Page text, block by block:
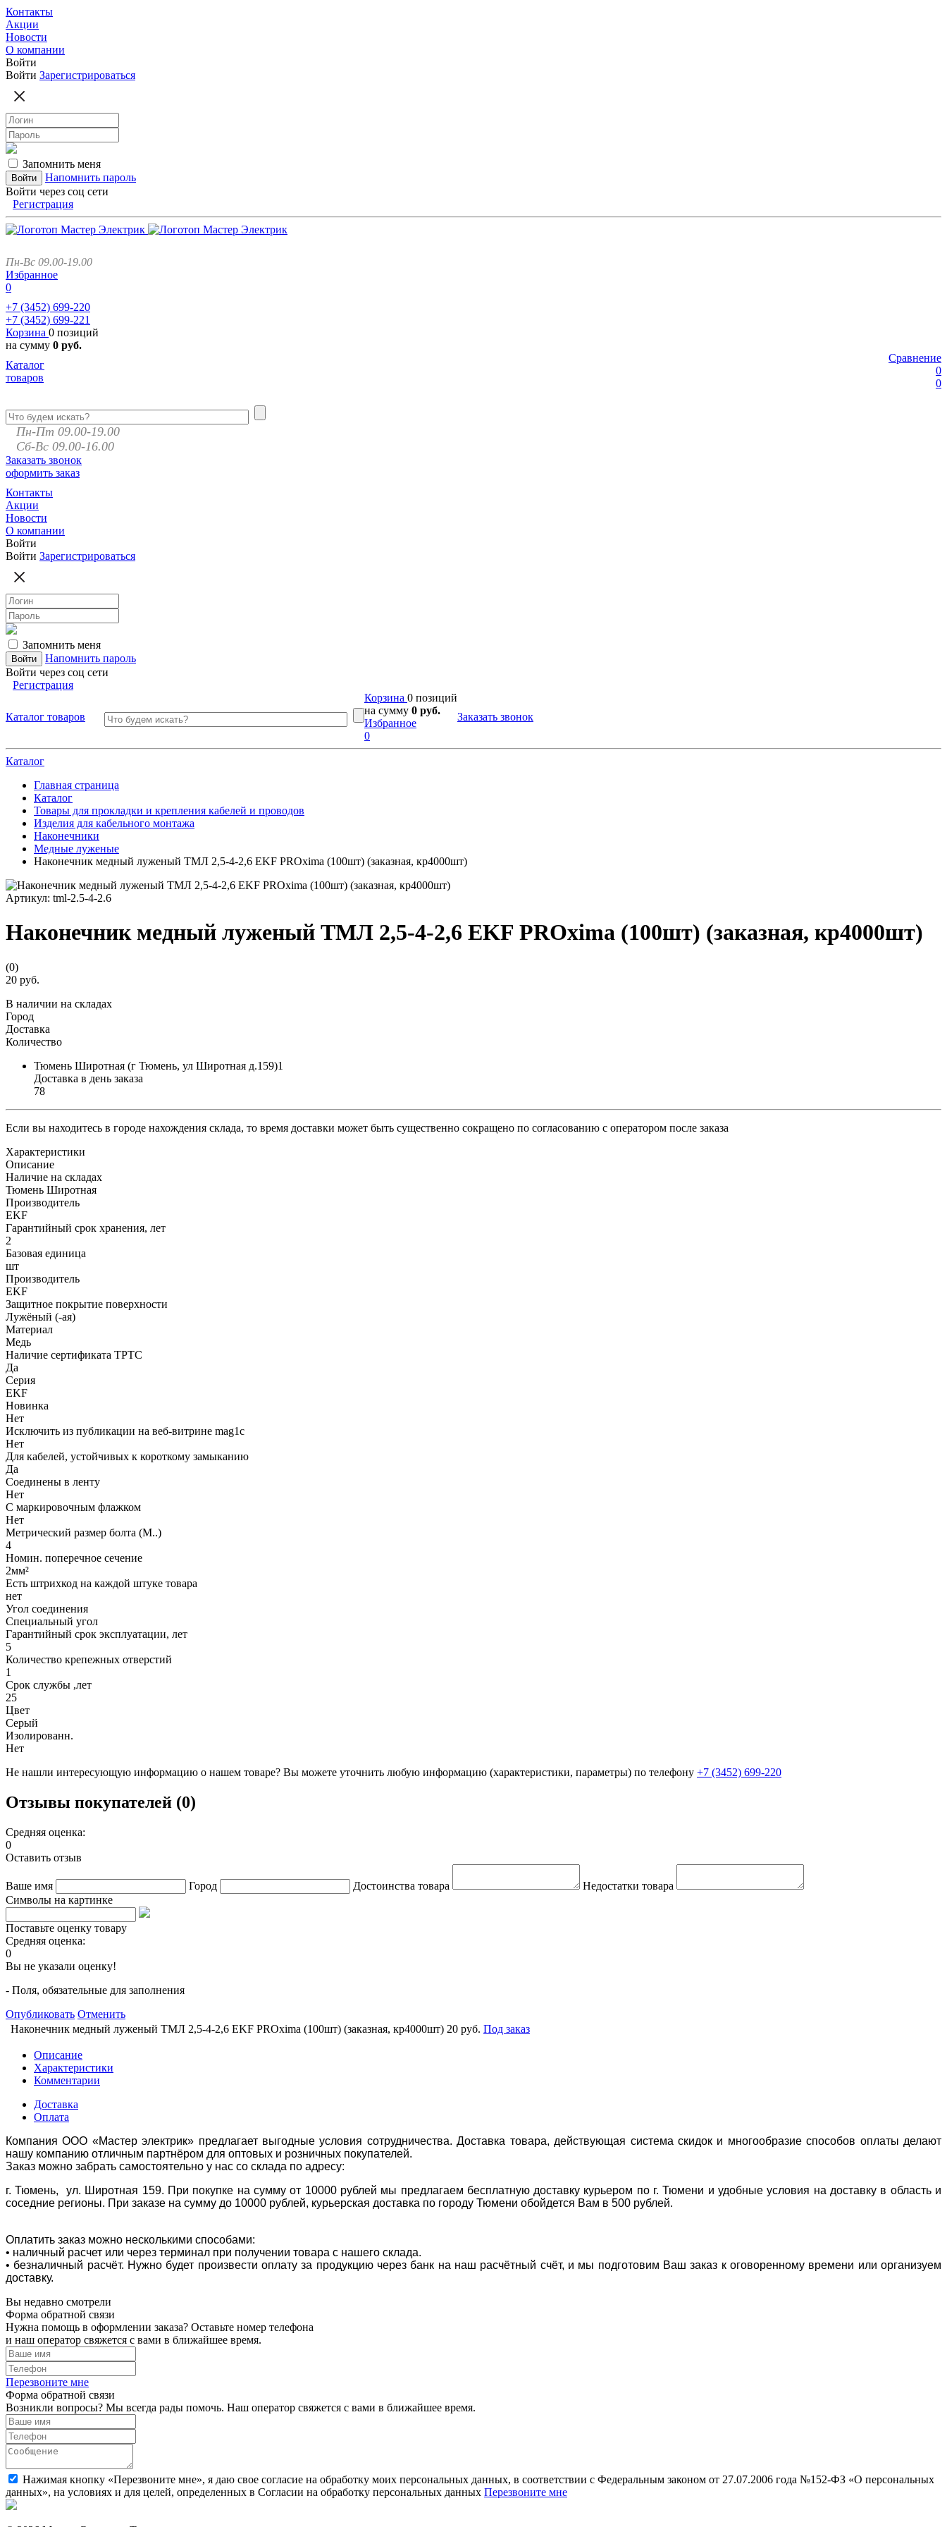
Контакты
Акции
Новости
О компании
Войти
Войти Зарегистрироваться
Запомнить меня
Напомнить пароль
Войти через соц сети
Регистрация
Пн-Вс 09.00-19.00
Избранное
0
+7 (3452) 699-220
+7 (3452) 699-221
Корзина 0 позиций
на сумму 0 руб.
Сравнение
0
0
Каталог
товаров
Пн-Пт 09.00-19.00
Сб-Вс 09.00-16.00
Заказать звонок
оформить заказ
Контакты
Акции
Новости
О компании
Войти
Войти Зарегистрироваться
Запомнить меня
Напомнить пароль
Войти через соц сети
Регистрация
Каталог товаров
Корзина 0 позиций
на сумму 0 руб.
Избранное
0
Заказать звонок
Каталог
Главная страница
Каталог
Товары для прокладки и крепления кабелей и проводов
Изделия для кабельного монтажа
Наконечники
Медные луженые
Наконечник медный луженый ТМЛ 2,5-4-2,6 EKF PROxima (100шт) (заказная, кр4000шт)
Артикул: tml-2.5-4-2.6
Наконечник медный луженый ТМЛ 2,5-4-2,6 EKF PROxima (100шт) (заказная, кр4000шт)
(0)
20 руб.
В наличии на складах
Город
Доставка
Количество
Тюмень Широтная (г Тюмень, ул Широтная д.159)1
Доставка в день заказа
78
Если вы находитесь в городе нахождения склада, то время доставки может быть существенно сокращено по согласованию с оператором после заказа
Характеристики
Описание
Наличие на складах
Тюмень Широтная
Производитель
EKF
Гарантийный срок хранения, лет
2
Базовая единица
шт
Производитель
EKF
Защитное покрытие поверхности
Лужёный (-ая)
Материал
Медь
Наличие сертификата ТРТС
Да
Серия
EKF
Новинка
Нет
Исключить из публикации на веб-витрине mag1c
Нет
Для кабелей, устойчивых к короткому замыканию
Да
Соединены в ленту
Нет
С маркировочным флажком
Нет
Метрический размер болта (М..)
4
Номин. поперечное сечение
2мм²
Есть штрихкод на каждой штуке товара
нет
Угол соединения
Специальный угол
Гарантийный срок эксплуатации, лет
5
Количество крепежных отверстий
1
Срок службы ,лет
25
Цвет
Серый
Изолированн.
Нет
Не нашли интересующую информацию о нашем товаре? Вы можете уточнить любую информацию (характеристики, параметры) по телефону +7 (3452) 699-220
Отзывы покупателей (0)
Средняя оценка:
0
Оставить отзыв
Ваше имя Город Достоинства товара
Недостатки товара
Символы на картинке
Поставьте оценку товару
Средняя оценка:
0
Вы не указали оценку!
- Поля, обязательные для заполнения
Опубликовать Отменить
Наконечник медный луженый ТМЛ 2,5-4-2,6 EKF PROxima (100шт) (заказная, кр4000шт) 20 руб. Под заказ
Описание
Характеристики
Комментарии
Доставка
Оплата
Компания ООО «Мастер электрик» предлагает выгодные условия сотрудничества. Доставка товара, действующая система скидок и многообразие способов оплаты делают
нашу компанию отличным партнёром для оптовых и розничных покупателей.
Заказ можно забрать самостоятельно у нас со склада по адресу:
г. Тюмень, ул. Широтная 159. При покупке на сумму от 10000 рублей мы предлагаем бесплатную доставку курьером по г. Тюмени и удобные условия на доставку в область и
соседние регионы. При заказе на сумму до 10000 рублей, курьерская доставка по городу Тюмени обойдется Вам в 500 рублей.
Оплатить заказ можно несколькими способами:
• наличный расчет или через терминал при получении товара с нашего склада.
• безналичный расчёт. Нужно будет произвести оплату за продукцию через банк на наш расчётный счёт, и мы подготовим Ваш заказ к оговоренному времени или организуем
доставку.
Вы недавно смотрели
Форма обратной связи
Нужна помощь в оформлении заказа? Оставьте номер телефона
и наш оператор свяжется с вами в ближайшее время.
Перезвоните мне
Форма обратной связи
Возникли вопросы? Мы всегда рады помочь. Наш оператор свяжется с вами в ближайшее время.
Нажимая кнопку «Перезвоните мне», я даю свое согласие на обработку моих персональных данных, в соответствии с Федеральным законом от 27.07.2006 года №152-ФЗ «О персональных
данных», на условиях и для целей, определенных в Согласии на обработку персональных данных Перезвоните мне